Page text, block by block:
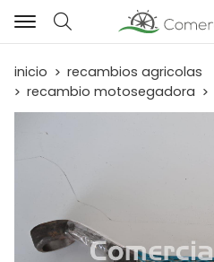
Buscar
inicio
recambios agricolas
recambio motosegadora